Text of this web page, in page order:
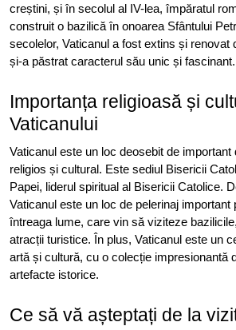
creștini, și în secolul al IV-lea, împăratul
construit o bazilică în onoarea Sfântului
secolelor, Vaticanul a fost extins și renovat
și-a păstrat caracterul său unic și fascinant.
Importanța religioasă și
Vaticanului
Vaticanul este un loc deosebit de important
religios și cultural. Este sediul Bisericii
Papei, liderul spiritual al Bisericii Catolice.
Vaticanul este un loc de pelerinaj important
întreaga lume, care vin să viziteze
atracții turistice. În plus, Vaticanul este un
artă și cultură, cu o colecție impresionantă
artefacte istorice.
Ce să vă așteptați de la